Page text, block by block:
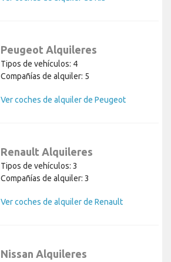
Peugeot Alquileres
Tipos de vehículos: 4
Compañías de alquiler: 5
Ver coches de alquiler de Peugeot
Renault Alquileres
Tipos de vehículos: 3
Compañías de alquiler: 3
Ver coches de alquiler de Renault
Nissan Alquileres